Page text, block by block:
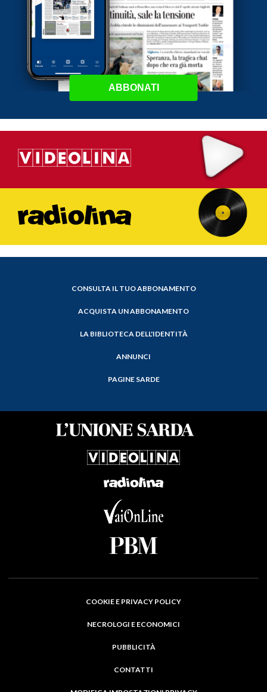
ABBONATI
CONSULTA IL TUO ABBONAMENTO
ACQUISTA UN ABBONAMENTO
LA BIBLIOTECA DELL'IDENTITÀ
ANNUNCI
PAGINE SARDE
COOKIE E PRIVACY POLICY
NECROLOGI E ECONOMICI
PUBBLICITÀ
CONTATTI